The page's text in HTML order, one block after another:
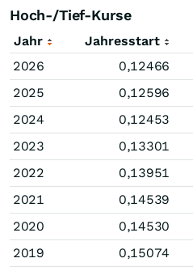
Hoch-/Tief-Kurse
Jahr Jahresstart
2026
0,12466
2025
0,12596
2024
0,12453
2023
0,13301
2022
0,13951
2021
0,14539
2020
0,14530
2019
0,15074